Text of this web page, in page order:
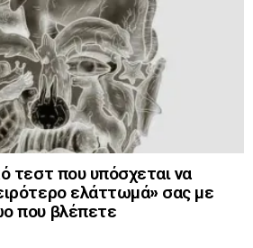
τεστ που υπόσχεται να
ελάττωμά» σας με
που βλέπετε